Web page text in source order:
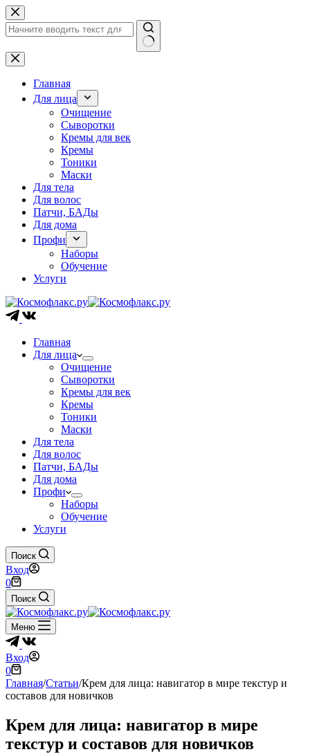
Перейти
к
сути
Ничего
не
найденоГлавная
Для лица
Очищение
Сыворотки
Кремы для век
Кремы
Тоники
Маски
Для тела
Для волос
Патчи, БАДы
Для дома
Профи
Наборы
Обучение
Услуги
Главная
Для лица
Очищение
Сыворотки
Кремы для век
Кремы
Тоники
Маски
Для тела
Для волос
Патчи, БАДы
Для дома
Профи
Наборы
Обучение
Услуги
Поиск
Вход
Корзина
0
Поиск
Меню
Вход
Корзина
0
Главная/Статьи/Крем для лица: навигатор в мире текстур и
составов для новичков
Крем для лица: навигатор в мире
текстур и составов для новичков